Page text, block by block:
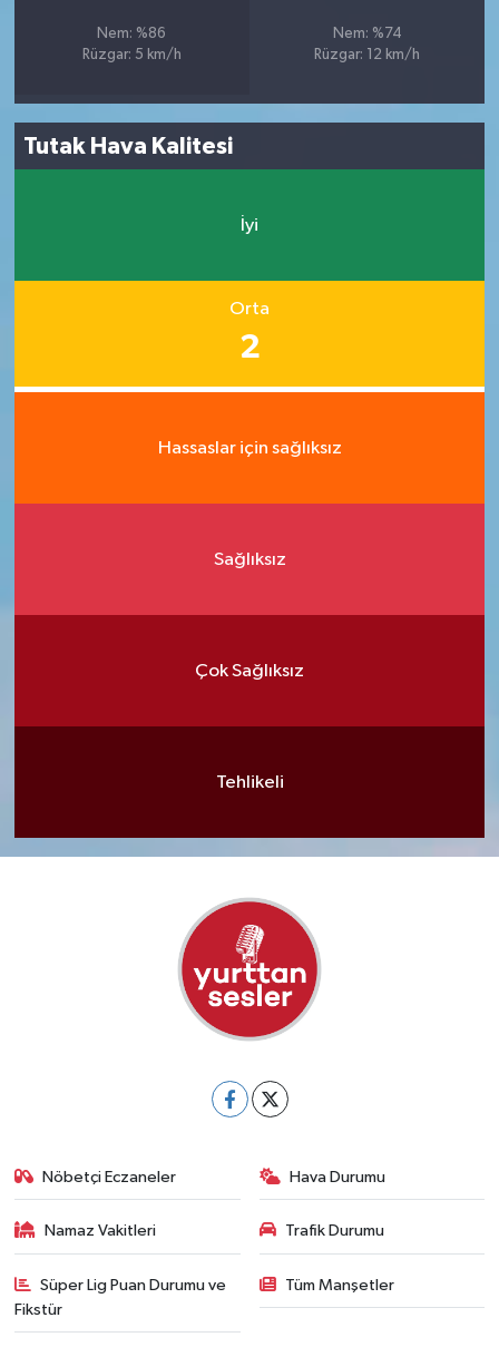
Nem: %86
Rüzgar: 5 km/h
Nem: %74
Rüzgar: 12 km/h
Tutak Hava Kalitesi
İyi
Orta
2
Hassaslar için sağlıksız
Sağlıksız
Çok Sağlıksız
Tehlikeli
Nöbetçi Eczaneler Hava Durumu
Namaz Vakitleri Trafik Durumu
Süper Lig Puan Durumu ve
Fikstür
Tüm Manşetler